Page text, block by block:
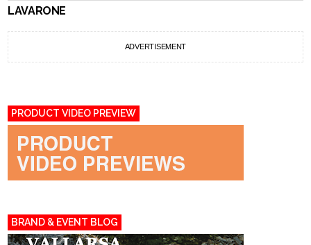
LAVARONE
ADVERTISEMENT
PRODUCT VIDEO PREVIEW
BRAND & EVENT BLOG